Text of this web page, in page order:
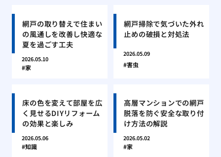
網戸の取り替えで住まい
の風通しを改善し快適な
夏を過ごす工夫
2026.05.10
家
網戸掃除で気づいた外れ
止めの破損と対処法
2026.05.09
害虫
床の色を変えて部屋を広
く見せるDIYリフォーム
の効果と楽しみ
2026.05.06
知識
高層マンションでの網戸
脱落を防ぐ安全な取り付
け方法の解説
2026.05.02
家